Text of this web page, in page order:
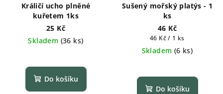
Králičí ucho plněné
kuřetem 1ks
25 Kč
Skladem (36 ks)
Do košíku
Sušený mořský platýs - 1
ks
46 Kč
Měrná
cena:
46 Kč / 1 ks
Skladem (6 ks)
hodnocení
produktu
Do košíku